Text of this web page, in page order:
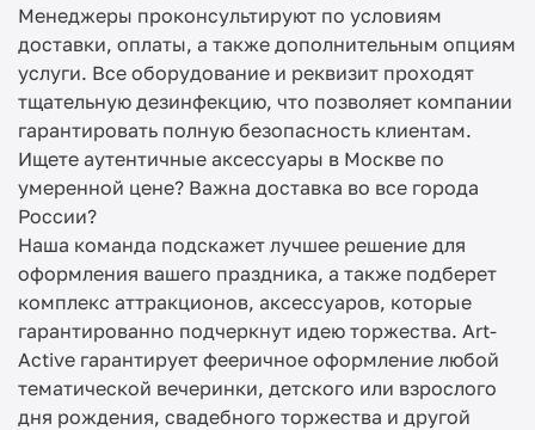
Менеджеры проконсультируют по условиям
доставки, оплаты, а также дополнительным опциям
услуги. Все оборудование и реквизит проходят
тщательную дезинфекцию, что позволяет компании
гарантировать полную безопасность клиентам.
Ищете аутентичные аксессуары в Москве по
умеренной цене? Важна доставка во все города
России?
Наша команда подскажет лучшее решение для
оформления вашего праздника, а также подберет
комплекс аттракционов, аксессуаров, которые
гарантированно подчеркнут идею торжества. Art-
Active гарантирует фееричное оформление любой
тематической вечеринки, детского или взрослого
дня рождения, свадебного торжества и другой